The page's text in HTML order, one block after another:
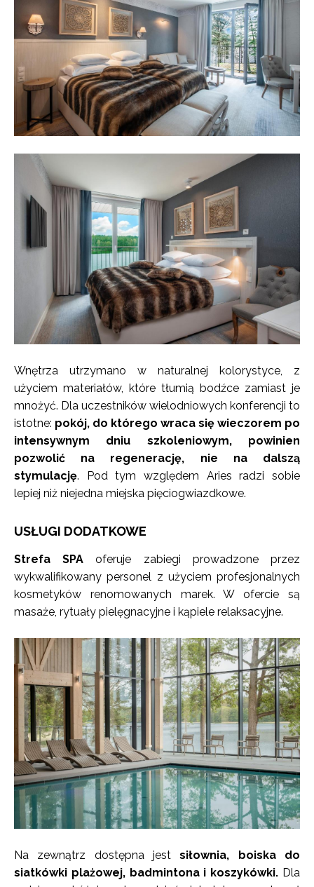
Wnętrza utrzymano w naturalnej kolorystyce, z
użyciem materiałów, które tłumią bodźce zamiast je
mnożyć. Dla uczestników wielodniowych konferencji to
istotne: pokój, do którego wraca się wieczorem po
intensywnym dniu szkoleniowym, powinien
pozwolić na regenerację, nie na dalszą
stymulację. Pod tym względem Aries radzi sobie
lepiej niż niejedna miejska pięciogwiazdkowe.
USŁUGI DODATKOWE
Strefa SPA oferuje zabiegi prowadzone przez
wykwalifikowany personel z użyciem profesjonalnych
kosmetyków renomowanych marek. W ofercie są
masaże, rytuały pielęgnacyjne i kąpiele relaksacyjne.
Na zewnątrz dostępna jestsiłownia, boiska do
siatkówki plażowej, badmintona i koszykówki. Dla